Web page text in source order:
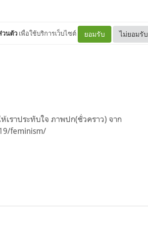
วนตัว เพื่อใช้บริการเว็บไซต์ ยอมรับ ไม่ยอมรับ
เราประทับใจ ภาพปก(ชั่วคราว) จาก
feminism/